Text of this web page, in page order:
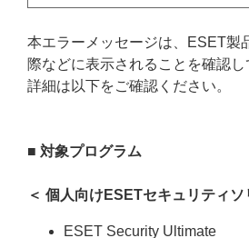
本エラーメッセージは、ESET製
際などに表示されることを確認し
詳細は以下をご確認ください。
■ 対象プログラム
＜ 個人向けESETセキュリティ
ESET Security Ultimate